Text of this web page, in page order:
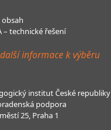
obsah
– technické řešení
informace k výběru
institut České republiky
podpora
25, Praha 1